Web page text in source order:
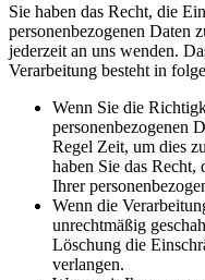
Sie haben das Recht, die
personenbezogenen Daten
jederzeit an uns wenden.
Verarbeitung besteht in
Wenn Sie die
personenbezogenen
Regel Zeit, um dies
haben Sie das
Ihrer
Wenn die
unrechtmäßig
Löschung die
verlangen.